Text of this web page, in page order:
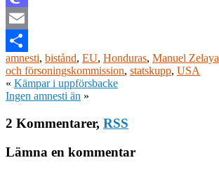
Mastodon
Email
Dela
amnesti, bistånd, EU, Honduras, Manuel Zelaya
och försoningskommission, statskupp, USA
« Kämpar i uppförsbacke
Ingen amnesti än »
2 Kommentarer, RSS
Lämna en kommentar